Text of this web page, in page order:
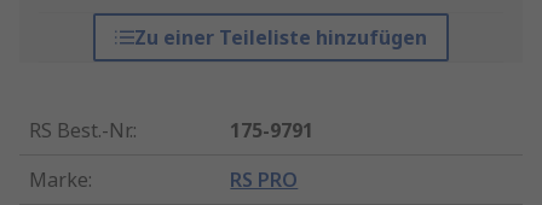
Zu einer Teileliste hinzufügen
RS Best.-Nr.:
175-9791
Marke: RS PRO